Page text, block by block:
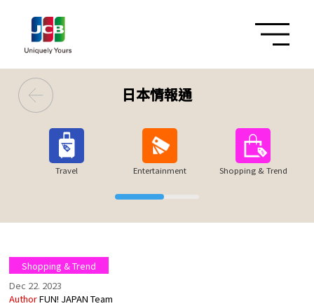
日本情報通
Travel Entertainment Shopping & Trend
Shopping & Trend
Dec 22. 2023
AuthorFUN! JAPAN Team